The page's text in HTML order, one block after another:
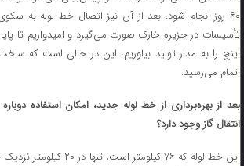
۶۰ روز انجام شود. بعد از آن نیز اتصال خط لوله به
اتمام می‌رسید.
انتقال گاز وجود دارد؟
این خط لوله که ۷۶ کیلومتر